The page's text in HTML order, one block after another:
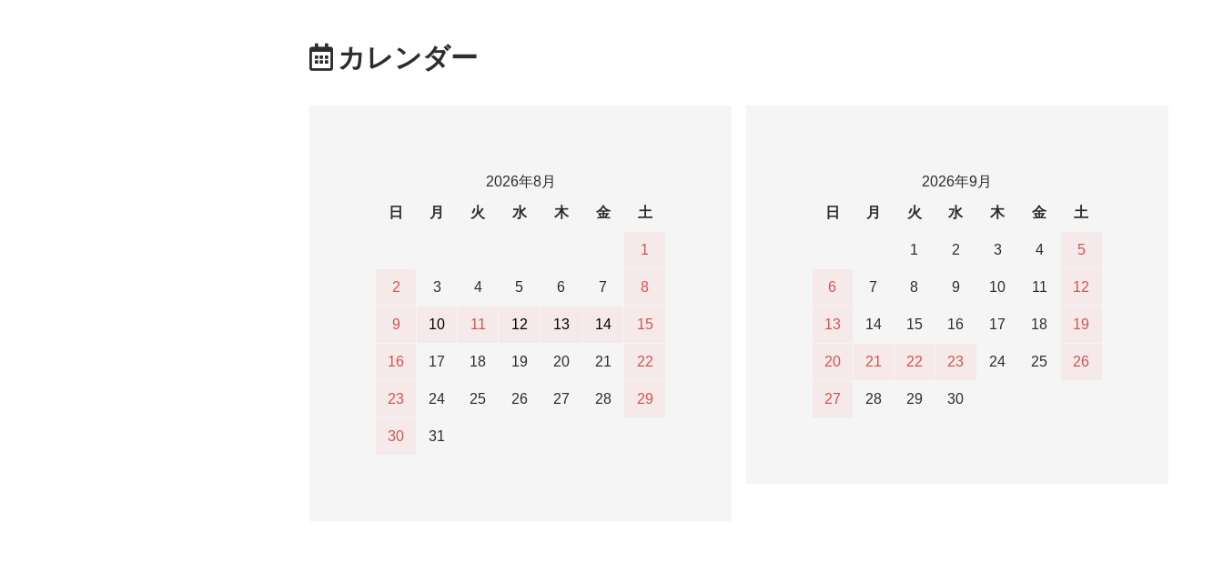
カレンダー
2026年8月
日
月 火 水 木 金 土
1
2 3 4 5 6 7 8
9 10 11 12 13 14 15
16 17 18 19 20 21 22
23 24 25 26 27 28 29
30 31
2026年9月
日
月 火 水 木 金 土
1 2 3 4 5
6 7 8 9 10 11 12
13 14 15 16 17 18 19
20 21 22 23 24 25 26
27 28 29 30